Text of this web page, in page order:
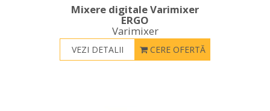
Mixere digitale Varimixer
ERGO
Varimixer
VEZI DETALII CERE OFERTĂ